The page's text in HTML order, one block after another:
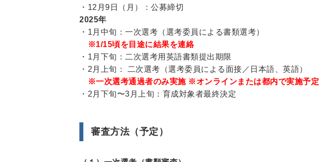
・12月9日（月）：公募締切
2025年
・1月中旬：一次選考（選考委員による書類選考）
※1/15頃を目途に結果を連絡
・1月下旬：二次選考用英語書類提出期限
・2月上旬： 二次選考（選考委員による面接／日本語、英語）
※一次選考通過者のみ実施 ※オンラインまたは都内で実施予定
・2月下旬〜3月上旬：育成対象者最終決定
審査方法（予定）